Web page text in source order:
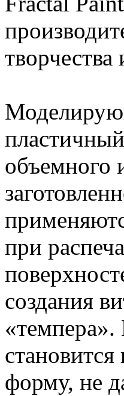
творчества
объемного
при
создания
«темпера».
форму, не